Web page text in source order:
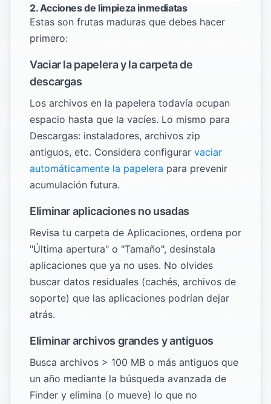
2. Acciones de limpieza inmediatas
Estas son frutas maduras que debes hacer
primero:
Vaciar la papelera y la carpeta de
descargas
Los archivos en la papelera todavía ocupan
espacio hasta que la vacíes. Lo mismo para
Descargas: instaladores, archivos zip
antiguos, etc. Considera configurar vaciar
automáticamente la papelera para prevenir
acumulación futura.
Eliminar aplicaciones no usadas
Revisa tu carpeta de Aplicaciones, ordena por
"Última apertura" o "Tamaño", desinstala
aplicaciones que ya no uses. No olvides
buscar datos residuales (cachés, archivos de
soporte) que las aplicaciones podrían dejar
atrás.
Eliminar archivos grandes y antiguos
Busca archivos > 100 MB o más antiguos que
un año mediante la búsqueda avanzada de
Finder y elimina (o mueve) lo que no